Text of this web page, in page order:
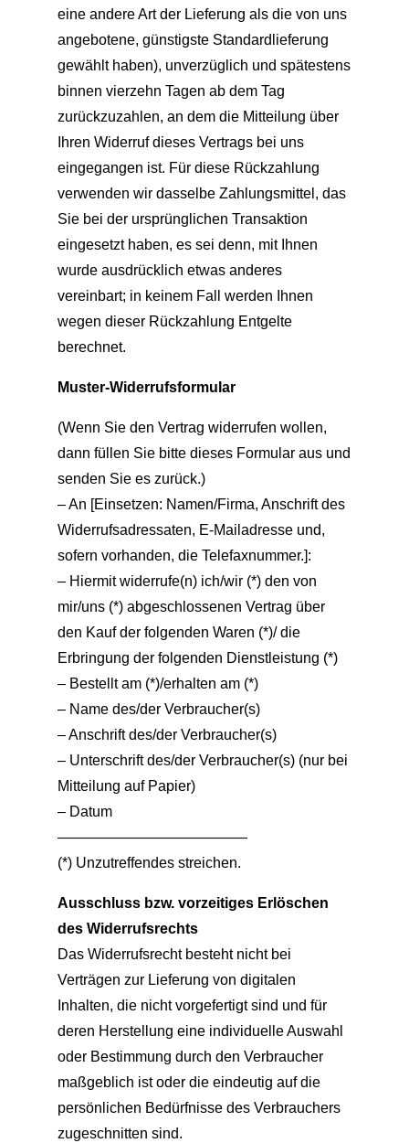
eine andere Art der Lieferung als die von uns
angebotene, günstigste Standardlieferung
gewählt haben), unverzüglich und spätestens
binnen vierzehn Tagen ab dem Tag
zurückzuzahlen, an dem die Mitteilung über
Ihren Widerruf dieses Vertrags bei uns
eingegangen ist. Für diese Rückzahlung
verwenden wir dasselbe Zahlungsmittel, das
Sie bei der ursprünglichen Transaktion
eingesetzt haben, es sei denn, mit Ihnen
wurde ausdrücklich etwas anderes
vereinbart; in keinem Fall werden Ihnen
wegen dieser Rückzahlung Entgelte
berechnet.
Muster-Widerrufsformular
(Wenn Sie den Vertrag widerrufen wollen,
dann füllen Sie bitte dieses Formular aus und
senden Sie es zurück.)
– An [Einsetzen: Namen/Firma, Anschrift des
Widerrufsadressaten, E-Mailadresse und,
sofern vorhanden, die Telefaxnummer.]:
– Hiermit widerrufe(n) ich/wir (*) den von
mir/uns (*) abgeschlossenen Vertrag über
den Kauf der folgenden Waren (*)/ die
Erbringung der folgenden Dienstleistung (*)
– Bestellt am (*)/erhalten am (*)
– Name des/der Verbraucher(s)
– Anschrift des/der Verbraucher(s)
– Unterschrift des/der Verbraucher(s) (nur bei
Mitteilung auf Papier)
– Datum
—————————————
(*) Unzutreffendes streichen.
Ausschluss bzw. vorzeitiges Erlöschen
des Widerrufsrechts
Das Widerrufsrecht besteht nicht bei
Verträgen zur Lieferung von digitalen
Inhalten, die nicht vorgefertigt sind und für
deren Herstellung eine individuelle Auswahl
oder Bestimmung durch den Verbraucher
maßgeblich ist oder die eindeutig auf die
persönlichen Bedürfnisse des Verbrauchers
zugeschnitten sind.